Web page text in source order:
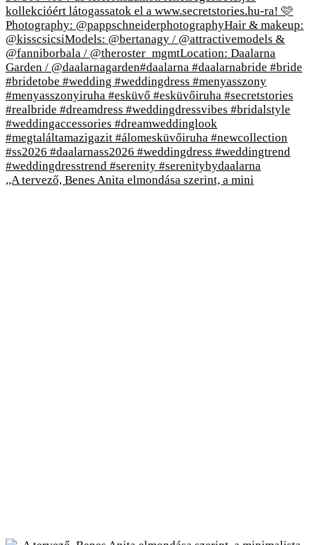
,,A tervező, Benes Anita elmondása szerint, a mini